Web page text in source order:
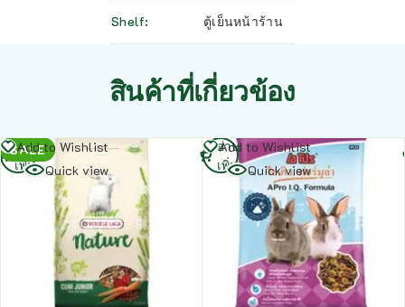
Shelf ตู้เย็นหน้าร้าน
สินค้าที่เกี่ยวข้อง
SALE
Add to Wishlist
Quick view
อ่าน
เพิ่ม
Add to Wishlist
Quick view
อ่าน
เพิ่ม